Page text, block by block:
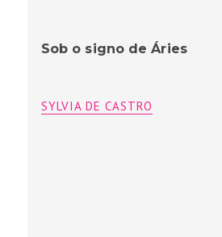
Sob o signo de Áries
SYLVIA DE CASTRO